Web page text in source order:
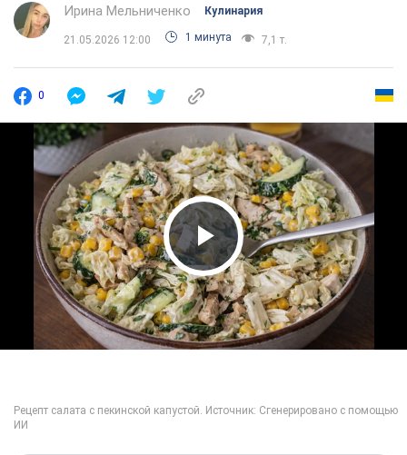
Ирина Мельниченко Кулинария
21.05.2026 12:00 1 минута 7,1 т.
0
Play Video